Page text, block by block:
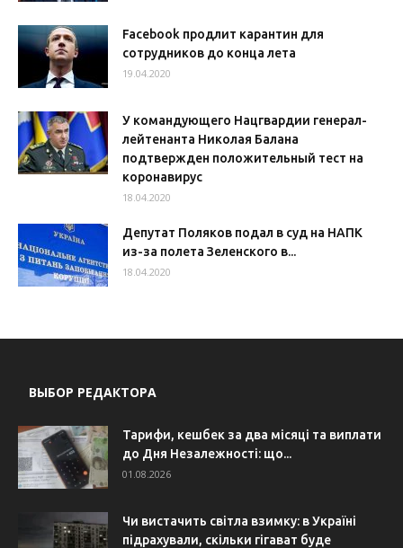
Facebook продлит карантин для
сотрудников до конца лета
19.04.2020
У командующего Нацгвардии генерал-
лейтенанта Николая Балана
подтвержден положительный тест на
коронавирус
18.04.2020
Депутат Поляков подал в суд на НАПК
из-за полета Зеленского в...
18.04.2020
ВЫБОР РЕДАКТОРА
Тарифи, кешбек за два місяці та виплати
до Дня Незалежності: що...
01.08.2026
Чи вистачить світла взимку: в Україні
підрахували, скільки гігават буде